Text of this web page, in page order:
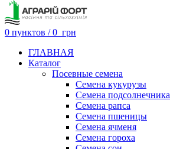
0 пунктов / 0 грн
ГЛАВНАЯ
Каталог
Посевные семена
Семена кукурузы
Семена подсолнечника
Семена рапса
Семена пшеницы
Семена ячменя
Семена гороха